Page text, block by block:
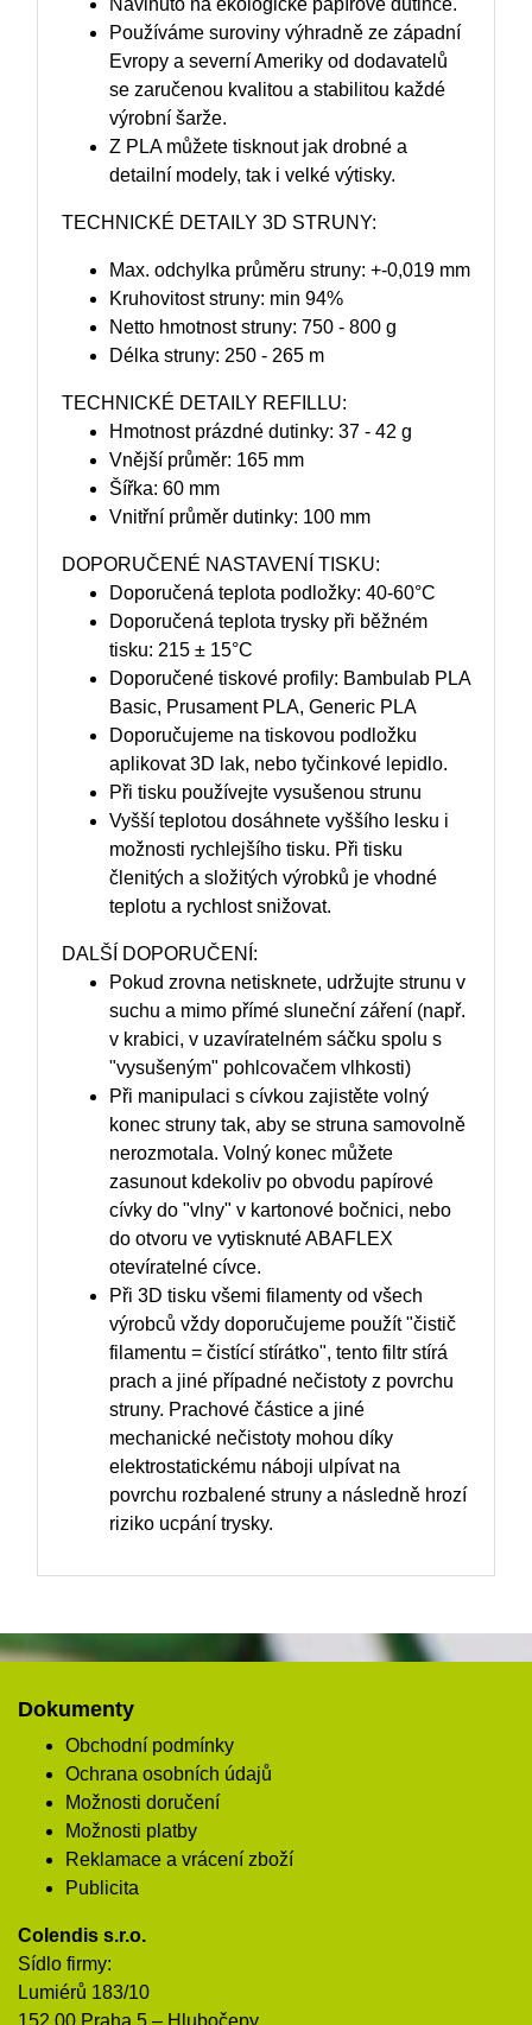
Navinuto na ekologické papírové dutince.
Používáme suroviny výhradně ze západní
Evropy a severní Ameriky od dodavatelů
se zaručenou kvalitou a stabilitou každé
výrobní šarže.
Z PLA můžete tisknout jak drobné a
detailní modely, tak i velké výtisky.
TECHNICKÉ DETAILY 3D STRUNY:
Max. odchylka průměru struny: +-0,019 mm
Kruhovitost struny: min 94%
Netto hmotnost struny: 750 - 800 g
Délka struny: 250 - 265 m
TECHNICKÉ DETAILY REFILLU:
Hmotnost prázdné dutinky: 37 - 42 g
Vnější průměr: 165 mm
Šířka: 60 mm
Vnitřní průměr dutinky: 100 mm
DOPORUČENÉ NASTAVENÍ TISKU:
Doporučená teplota podložky: 40-60°C
Doporučená teplota trysky při běžném
tisku: 215 ± 15°C
Doporučené tiskové profily: Bambulab PLA
Basic, Prusament PLA, Generic PLA
Doporučujeme na tiskovou podložku
aplikovat 3D lak, nebo tyčinkové lepidlo.
Při tisku používejte vysušenou strunu
Vyšší teplotou dosáhnete vyššího lesku i
možnosti rychlejšího tisku. Při tisku
členitých a složitých výrobků je vhodné
teplotu a rychlost snižovat.
DALŠÍ DOPORUČENÍ:
Pokud zrovna netisknete, udržujte strunu v
suchu a mimo přímé sluneční záření (např.
v krabici, v uzavíratelném sáčku spolu s
"vysušeným" pohlcovačem vlhkosti)
Při manipulaci s cívkou zajistěte volný
konec struny tak, aby se struna samovolně
nerozmotala. Volný konec můžete
zasunout kdekoliv po obvodu papírové
cívky do "vlny" v kartonové bočnici, nebo
do otvoru ve vytisknuté ABAFLEX
otevíratelné cívce.
Při 3D tisku všemi filamenty od všech
výrobců vždy doporučujeme použít "čistič
filamentu = čistící stírátko", tento filtr stírá
prach a jiné případné nečistoty z povrchu
struny. Prachové částice a jiné
mechanické nečistoty mohou díky
elektrostatickému náboji ulpívat na
povrchu rozbalené struny a následně hrozí
riziko ucpání trysky.
Dokumenty
Obchodní podmínky
Ochrana osobních údajů
Možnosti doručení
Možnosti platby
Reklamace a vrácení zboží
Publicita
Colendis s.r.o.
Sídlo firmy:
Lumiérů 183/10
152 00 Praha 5 – Hlubočepy